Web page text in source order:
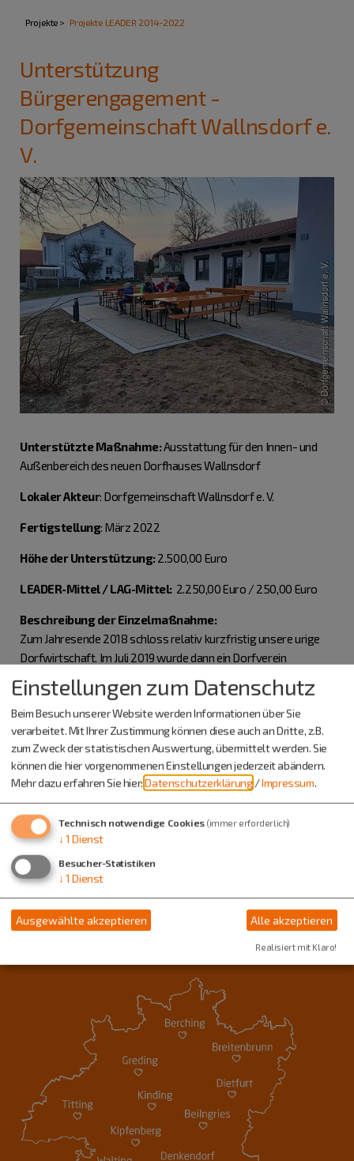
Projekte Projekte LEADER 2014-2022
Unterstützung
Bürgerengagement -
Dorfgemeinschaft Wallnsdorf e.
V.
Unterstützte Maßnahme:Ausstattung für den Innen- und
Außenbereich des neuen Dorfhauses Wallnsdorf
Lokaler Akteur: Dorfgemeinschaft Wallnsdorf e. V.
Fertigstellung: März 2022
Höhe der Unterstützung:2.500,00 Euro
LEADER-Mittel / LAG-Mittel:2.250,00 Euro / 250,00 Euro
Beschreibung der Einzelmaßnahme:
Zum Jahresende 2018 schloss relativ kurzfristig unsere urige
Dorfwirtschaft. Im Juli 2019 wurde dann ein Dorfverein
gegründet und der Bau eines Dorfhauses in Angriff genommen.
Dank großem Engagement, vieler Eigenleistungen und
ehrenamtlicher Tätigkeiten steht das neuen Dorfhaus kurz vor
der Fertigstellung, trotz der vielen Corona-bedingten
Einschränkungen. Benötigt werden nun unter anderem
Biertischgarnituren und Sonnenschirme für die Terrasse, die
Küchenausstattung und ein TV sowie eine Beschallungsanlage.
zur Webseite des Vereins
Einstellungen zum Datenschutz
Beim Besuch unserer Website werden Informationen über Sie
verarbeitet. Mit Ihrer Zustimmung können diese auch an Dritte, z.B.
zum Zweck der statistischen Auswertung, übermittelt werden. Sie
können die hier vorgenommenen Einstellungen jederzeit abändern.
Mehr dazu erfahren Sie hier:Datenschutzerklärung /Impressum.
Technisch notwendige Cookies (immer erforderlich)
↓ 1 Dienst
Besucher-Statistiken
↓ 1 Dienst
Ausgewählte akzeptieren Alle akzeptieren
Realisiert mit Klaro!